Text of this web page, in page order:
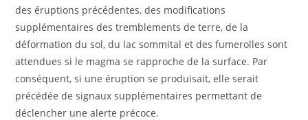
des éruptions précédentes, des modifications
supplémentaires des tremblements de terre, de la
déformation du sol, du lac sommital et des fumerolles sont
attendues si le magma se rapproche de la surface. Par
conséquent, si une éruption se produisait, elle serait
précédée de signaux supplémentaires permettant de
déclencher une alerte précoce.